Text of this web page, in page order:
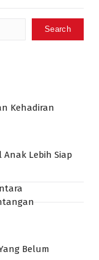
Search
Kehadiran
Anak Lebih Siap
Belum